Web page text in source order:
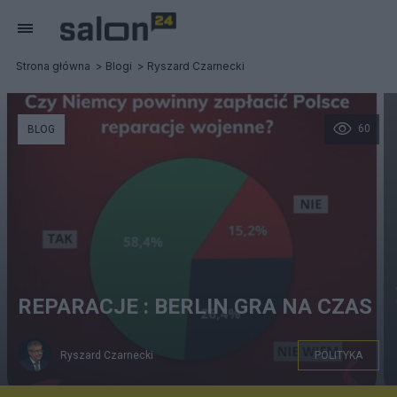
Strona główna Blogi Ryszard Czarnecki
60
BLOG
REPARACJE : BERLIN GRA NA CZAS
Ryszard Czarnecki POLITYKA